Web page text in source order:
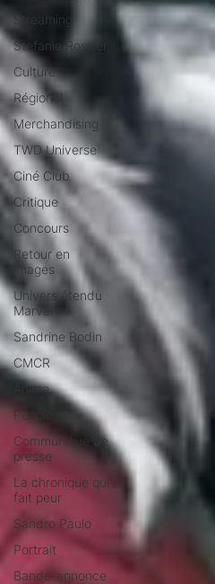
Streaming
Stefanie Rossier
Culture
Régional
Merchandising
TWD Universe
Ciné Club
Critique
Concours
Retour en
images
Univers étendu
Marvel
Sandrine Bodin
CMCR
Anime
People
Communiqué de
presse
La chronique qui
fait peur
Sandro Paulo
Portrait
Bande-annonce